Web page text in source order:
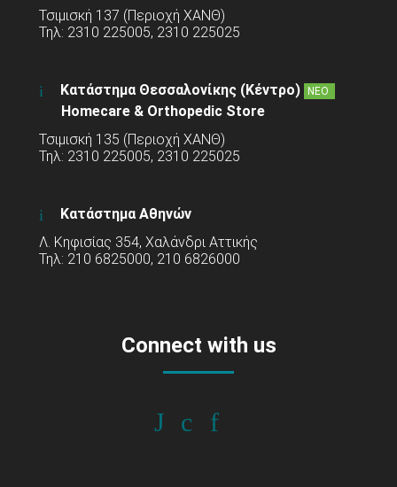
Τσιμισκή 137 (Περιοχή ΧΑΝΘ)
Τηλ: 2310 225005, 2310 225025
Κατάστημα Θεσσαλονίκης (Κέντρο) ΝΕΟ
Homecare & Orthopedic Store
Τσιμισκή 135 (Περιοχή ΧΑΝΘ)
Τηλ: 2310 225005, 2310 225025
Κατάστημα Αθηνών
Λ. Κηφισίας 354, Χαλάνδρι Αττικής
Τηλ: 210 6825000, 210 6826000
Connect with us